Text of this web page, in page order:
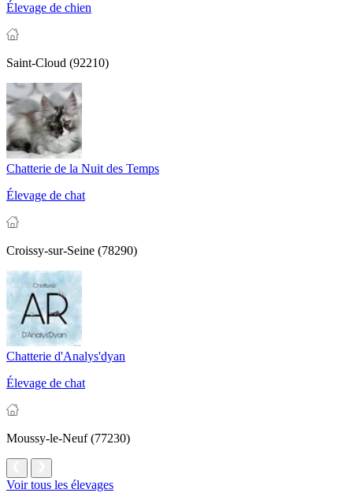
Élevage de chien
Saint-Cloud (92210)
Chatterie de la Nuit des Temps
Élevage de chat
Croissy-sur-Seine (78290)
Chatterie d'Analys'dyan
Élevage de chat
Moussy-le-Neuf (77230)
Voir tous les élevages